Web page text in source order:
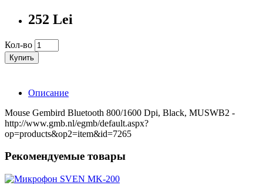
252 Lei
Кол-во
Купить
Описание
Mouse Gembird Bluetooth 800/1600 Dpi, Black, MUSWB2 -
http://www.gmb.nl/egmb/default.aspx?
op=products&op2=item&id=7265
Рекомендуемые товары